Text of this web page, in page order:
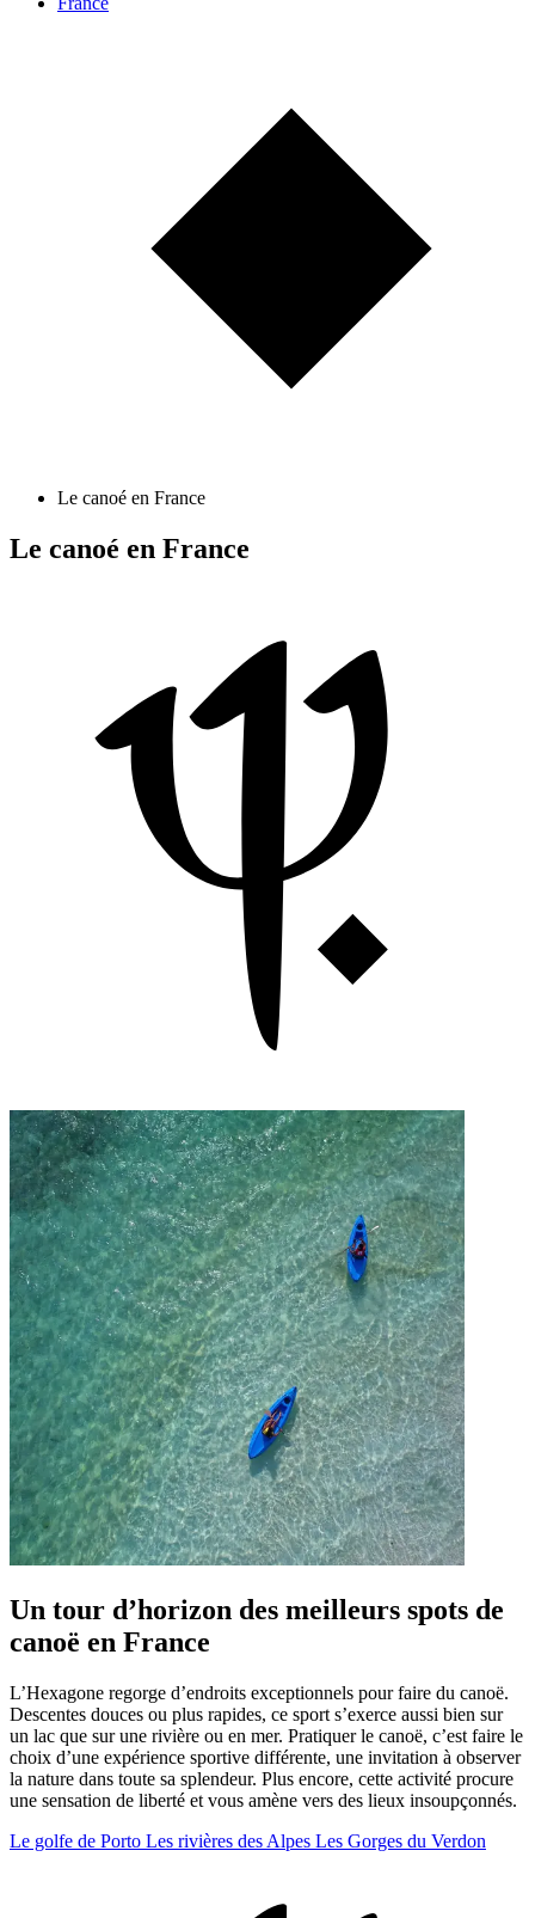
Le canoé en France
Le canoé en France
Un tour d’horizon des meilleurs spots de
canoë en France
L’Hexagone regorge d’endroits exceptionnels pour faire du canoë.
Descentes douces ou plus rapides, ce sport s’exerce aussi bien sur
un lac que sur une rivière ou en mer. Pratiquer le canoë, c’est faire le
choix d’une expérience sportive différente, une invitation à observer
la nature dans toute sa splendeur. Plus encore, cette activité procure
une sensation de liberté et vous amène vers des lieux insoupçonnés.
Le golfe de Porto Les rivières des Alpes Les Gorges du Verdon